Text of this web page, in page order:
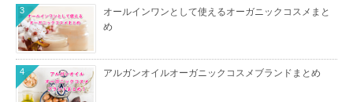
オールインワンとして使えるオーガニックコスメまと
め
3
アルガンオイルオーガニックコスメブランドまとめ
4